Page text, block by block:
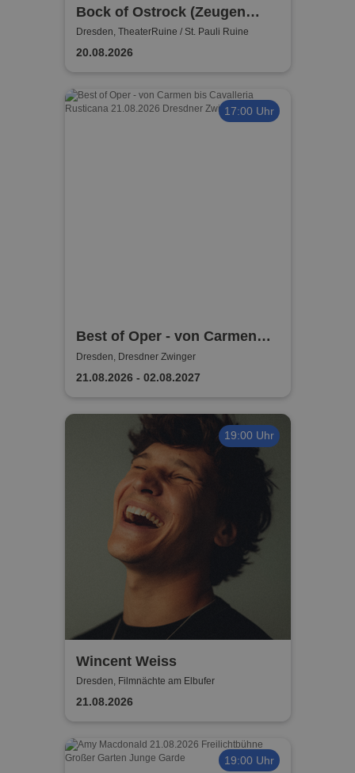
Bock of Ostrock (Zeugen
Amigas) Eine Musiksatire
vom Feinsten
Dresden, TheaterRuine / St. Pauli Ruine
20.08.2026
17:00 Uhr
Best of Oper - von Carmen
bis Cavalleria I DRESDNER
RESIDENZ KONZERTE I
Dresden, Dresdner Zwinger
21.08.2026 - 02.08.2027
19:00 Uhr
Wincent Weiss
Dresden, Filmnächte am Elbufer
21.08.2026
19:00 Uhr